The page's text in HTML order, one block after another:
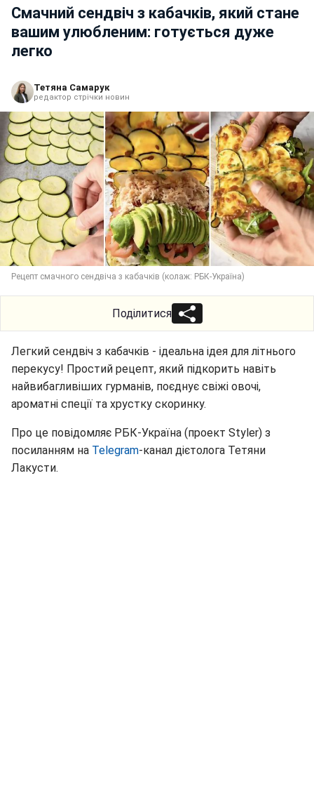
Смачний сендвіч з кабачків, який стане
вашим улюбленим: готується дуже
легко
Тетяна Самарук
редактор стрічки новин
Рецепт смачного сендвіча з кабачків (колаж: РБК-Україна)
Поділитися
Легкий сендвіч з кабачків - ідеальна ідея для літнього
перекусу! Простий рецепт, який підкорить навіть
найвибагливіших гурманів, поєднує свіжі овочі,
ароматні спеції та хрустку скоринку.
Про це повідомляє РБК-Україна (проект Styler) з
посиланням на Telegram-канал дієтолога Тетяни
Лакусти.